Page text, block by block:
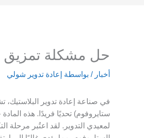
حل مشكلة تمزيق
أخبار / بواسطة إعادة تدوير شولي
ستايروفوم) تحديًا فريدًا. هذه
لمعيدي التدوير. لقد اعتُبر